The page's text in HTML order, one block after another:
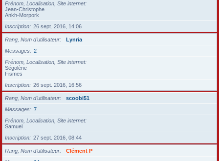
Prénom, Localisation, Site internet
Jean-Christophe
Ankh-Morpork
Inscription
26 sept. 2016, 14:06
Rang, Nom d’utilisateur
Lynria
Messages
2
Prénom, Localisation, Site internet
Ségolène
Fismes
Inscription
26 sept. 2016, 16:56
Rang, Nom d’utilisateur
scoobi51
Messages
7
Prénom, Localisation, Site internet
Samuel
Inscription
27 sept. 2016, 08:44
Rang, Nom d’utilisateur
Clément P